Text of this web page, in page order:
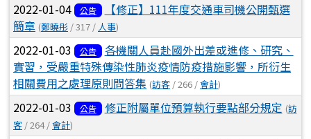
2022-01-04 公告
【修正】111年度交通車司機公開甄選
簡章 (鄭曉彤 / 317 / 人事)
2022-01-03 公告
各機關人員赴國外出差或進修、研究、
實習，受嚴重特殊傳染性肺炎疫情防疫措施影響，所衍生
相關費用之處理原則問答集 (訪客 / 266 /會計)
2022-01-03 公告 修正附屬單位預算執行要點部分規定 (訪
客 / 264 /會計)